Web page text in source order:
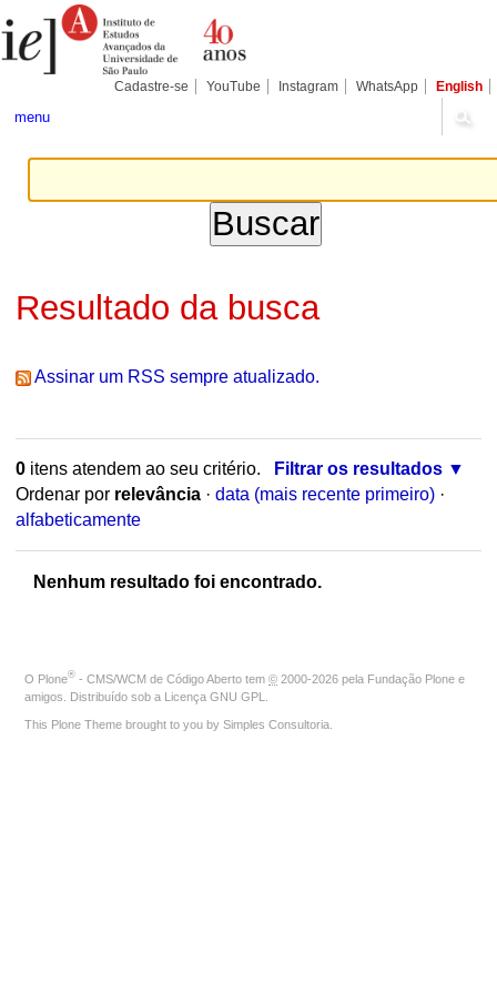
para
conteúdo.
Pessoais
Cadastre-se YouTube Instagram WhatsApp English
menu
Resultado da busca
Assinar um RSS sempre atualizado.
0itens atendem ao seu critério.
Filtrar os resultados
Ordenar por relevância · data (mais recente primeiro) ·
alfabeticamente
Nenhum resultado foi encontrado.
O Plone® - CMS/WCM de Código Aberto tem © 2000-2026 pela Fundação Plone e
amigos. Distribuído sob a Licença GNU GPL
This Plone Theme brought to you by Simples Consultoria